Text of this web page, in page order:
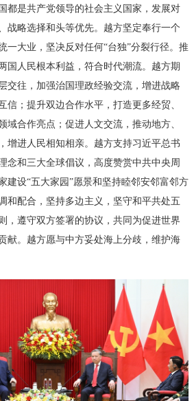
是共产党领导的社会主义国家，发展对
战略选择和头等优先。越方坚定奉行一个
一大业，坚决反对任何“台独”分裂行径。推
国人民根本利益，符合时代潮流。越方期
交往，加强治国理政经验交流，增进战略
信；提升双边合作水平，打造更多经贸、
域合作亮点；促进人文交流，推动地方、
增进人民相知相亲。越方支持习近平总书
念和三大全球倡议，高度赞赏中共中央周
建设“五大家园”愿景和坚持睦邻安邻富邻方
和配合，坚持多边主义，坚守和平共处五
，遵守双方签署的协议，共同为促进世界
献。越方愿与中方妥处海上分歧，维护海